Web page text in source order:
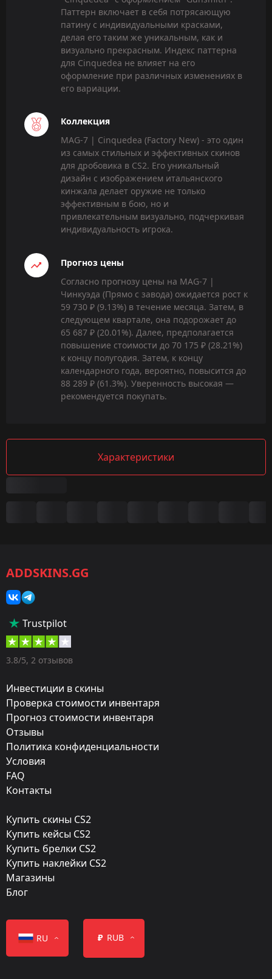
Паттерн включает в себя потрясающую
патину с индивидуальными красками,
делая его таким же уникальным, как и
визуально прекрасным. Индекс паттерна
для Cinquedea не влияет на его
оформление при различных изменениях в
его вариации.
Коллекция
MAG-7 | Cinquedea (Factory New) - это один
из самых стильных и эффективных скинов
для дробовика в CS2. Его уникальный
дизайн с изображением итальянского
кинжала делает оружие не только
эффективным в бою, но и
привлекательным визуально, подчеркивая
индивидуальность игрока.
Прогноз цены
Согласно прогнозу цены на MAG-7 |
Чинкуэда (Прямо с завода) ожидается рост к
59 730 ₽ (9.13%) в течение месяца. Затем, в
следующем квартале, она подорожает до
65 687 ₽ (20.01%). Далее, предполагается
повышение стоимости до 70 175 ₽ (28.21%)
к концу полугодия. Затем, к концу
календарного года, вероятно, повысится до
88 289 ₽ (61.3%). Уверенность высокая —
рекомендуется покупать.
Характеристики
Категория:
Скины
Дробовики
Оружие:
Exterior:
Прямо с завода
Чинкуэда
Finish catalog:
Популярность:
35 %
ADDSKINS.GG
Trustpilot
3.8/5, 2 отзывов
Инвестиции в скины
Проверка стоимости инвентаря
Прогноз стоимости инвентаря
Отзывы
Политика конфиденциальности
Условия
FAQ
Контакты
Купить скины CS2
Купить кейсы CS2
Купить брелки CS2
Купить наклейки CS2
Магазины
Блог
RU ₽ RUB